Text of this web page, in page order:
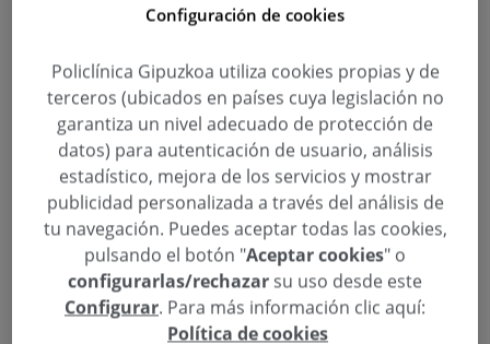
La detección precoz del glaucoma puede realizarse
a través de revisiones rutinarias con el oftalmólogo
que deben realizarse a partir de los 50 años;
también se hacen en las empresas revisiones
laborales de agudeza visual y de presión intraocular.
A partir de los 45 años se recomienda acudir cada
cierto tiempo al oftalmólogo (aunque no se lleve
gafa y no se sienta nada) para poder llevar a cabo
estas revisiones, pero es sobre todo a los 50 años
cuando suelen detectarse los casos de glaucoma.
Configuración de cookies
Policlínica Gipuzkoa utiliza cookies propias y de
terceros (ubicados en países cuya legislación no
garantiza un nivel adecuado de protección de
datos) para autenticación de usuario, análisis
estadístico, mejora de los servicios y mostrar
publicidad personalizada a través del análisis de
tu navegación. Puedes aceptar todas las cookies,
pulsando el botón "Aceptar cookies" o
configurarlas/rechazar su uso desde este
Configurar. Para más información clic aquí:
Política de cookies